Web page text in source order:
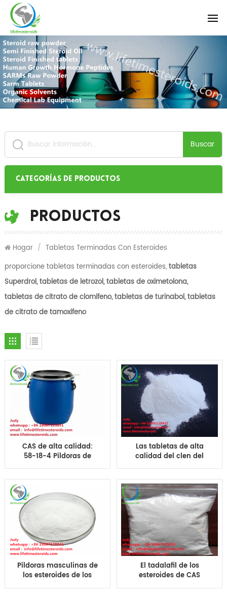
Buscar
Categorías de productos
Productos
Hogar / Tabletas Terminadas Con Esteroides
proporcione tabletas terminadas con esteroides,tabletas
Superdrol, tabletas de letrozol, tabletas de oximetolona,
​​tabletas de citrato de clomifeno, tabletas de turinabol, tabletas
de citrato de tamoxifeno
CAS de alta calidad:
58-18-4 Píldoras de
metiltestosterona
suministro de fábrica
Las tabletas de alta
calidad del clen del
clorhidrato de
fuente de la fábrica de
CAS 37148-27-9
Píldoras masculinas de
los esteroides de los
esteroides del
El tadalafil de los
esteroides de CAS